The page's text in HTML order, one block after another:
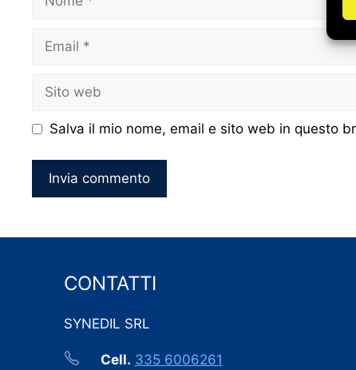
Email
Sito
web
Salva il mio nome, email e sito web in questo
CONTATTI
SYNEDIL SRL
Cell. 335 6006261